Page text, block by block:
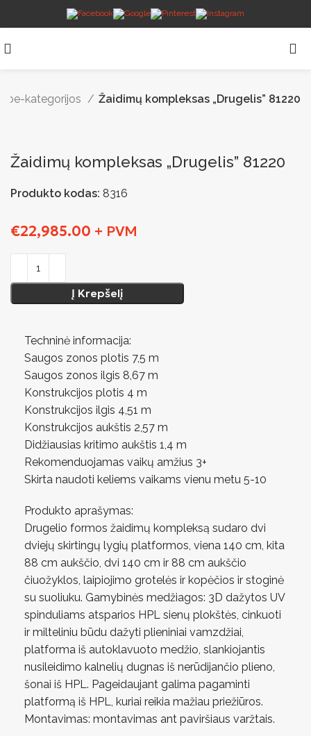
be-kategorijos Žaidimų kompleksas „Drugelis” 81220
Žaidimų kompleksas „Drugelis” 81220
Produkto kodas: 8316
€22,985.00 + PVM
Į Krepšelį
Techninė informacija:
Saugos zonos plotis 7,5 m
Saugos zonos ilgis 8,67 m
Konstrukcijos plotis 4 m
Konstrukcijos ilgis 4,51 m
Konstrukcijos aukštis 2,57 m
Didžiausias kritimo aukštis 1,4 m
Rekomenduojamas vaikų amžius 3+
Skirta naudoti keliems vaikams vienu metu 5-10
Produkto aprašymas:
Drugelio formos žaidimų kompleksą sudaro dvi
dviejų skirtingų lygių platformos, viena 140 cm, kita
88 cm aukščio, dvi 140 cm ir 88 cm aukščio
čiuožyklos, laipiojimo grotelės ir kopėčios ir stoginė
su suoliuku. Gamybinės medžiagos: 3D dažytos UV
spinduliams atsparios HPL sienų plokštės, cinkuoti
ir milteliniu būdu dažyti plieniniai vamzdžiai,
platforma iš autoklavuoto medžio, slankiojantis
nusileidimo kalnelių dugnas iš nerūdijančio plieno,
šonai iš HPL. Pageidaujant galima pagaminti
platformą iš HPL, kuriai reikia mažiau priežiūros.
Montavimas: montavimas ant paviršiaus varžtais.